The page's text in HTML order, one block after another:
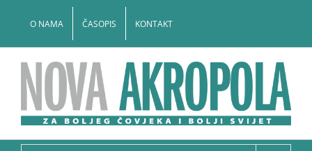
O NAMA ČASOPIS KONTAKT